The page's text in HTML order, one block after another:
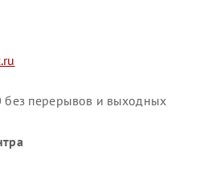
перерывов и выходных